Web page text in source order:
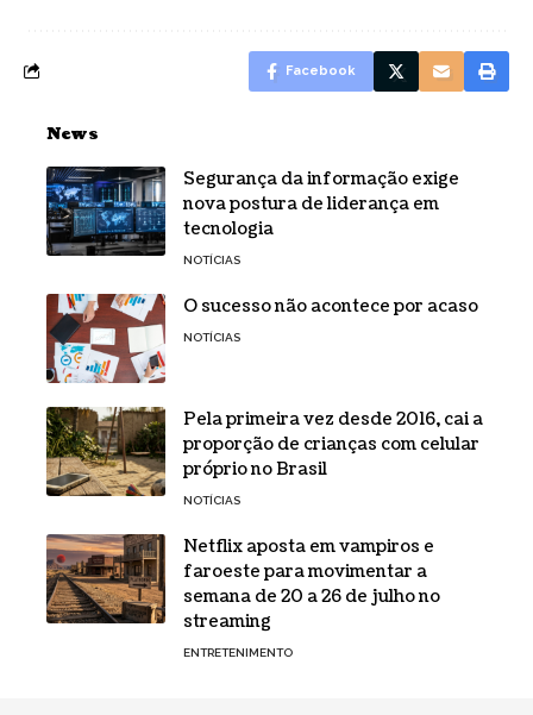
Facebook
News
Segurança da informação exige
nova postura de liderança em
tecnologia
NOTÍCIAS
O sucesso não acontece por acaso
NOTÍCIAS
Pela primeira vez desde 2016, cai a
proporção de crianças com celular
próprio no Brasil
NOTÍCIAS
Netflix aposta em vampiros e
faroeste para movimentar a
semana de 20 a 26 de julho no
streaming
ENTRETENIMENTO